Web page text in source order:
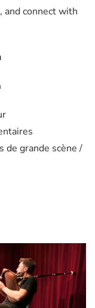
and connect with
de grande scène /